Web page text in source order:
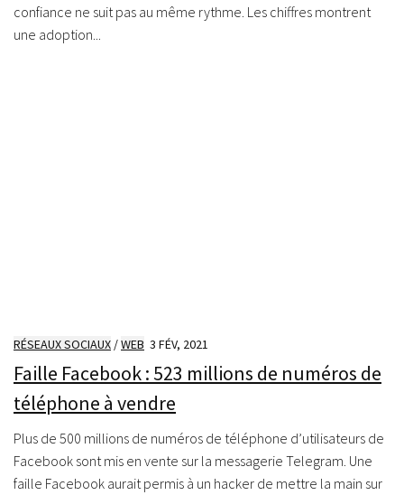
confiance ne suit pas au même rythme. Les chiffres montrent
une adoption...
RÉSEAUX SOCIAUX /WEB 3 FÉV, 2021
Faille Facebook : 523 millions de numéros de
téléphone à vendre
Plus de 500 millions de numéros de téléphone d’utilisateurs de
Facebook sont mis en vente sur la messagerie Telegram. Une
faille Facebook aurait permis à un hacker de mettre la main sur